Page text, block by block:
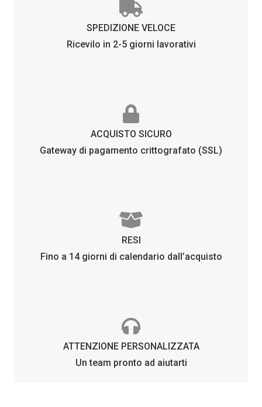
SPEDIZIONE VELOCE
Ricevilo in 2-5 giorni lavorativi
ACQUISTO SICURO
Gateway di pagamento crittografato (SSL)
RESI
Fino a 14 giorni di calendario dall’acquisto
ATTENZIONE PERSONALIZZATA
Un team pronto ad aiutarti